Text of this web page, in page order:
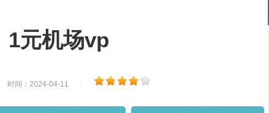
1元机场vp
时间：2024-04-11